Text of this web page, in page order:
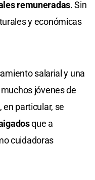
remuneradas. Sin
y económicas
salarial y una
jóvenes de
particular, se
que a
cuidadoras